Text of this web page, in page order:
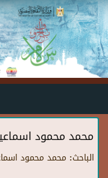
Skip to main content
محمد محمود
الباحث: محمد محمود